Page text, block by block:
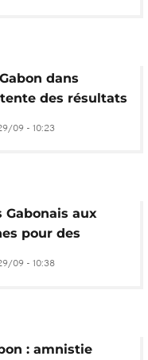
dans
des résultats
élections locales
09 - 10:23
Gabonais aux
pour des
locales et
09 - 10:38
: amnistie